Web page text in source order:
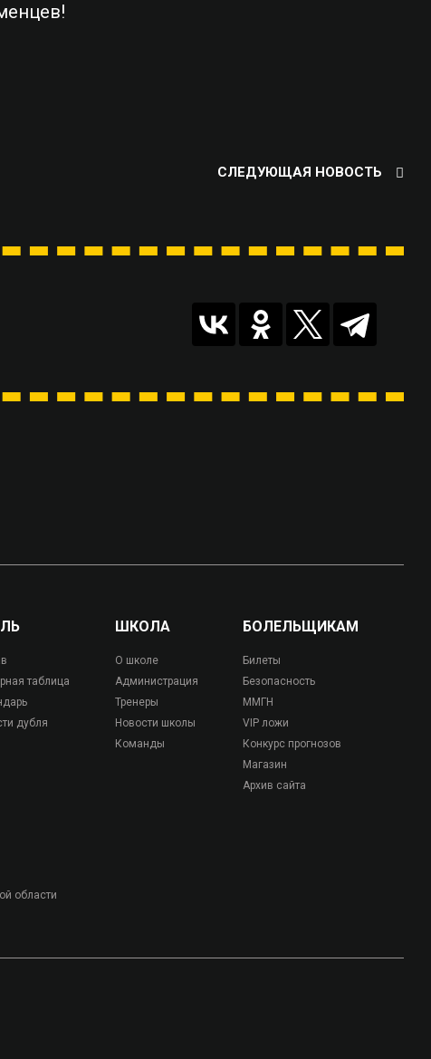
СЛЕДУЮЩАЯ НОВОСТЬ
таблица
дубля
ШКОЛА
О школе
Администрация
Тренеры
Новости школы
Команды
БОЛЕЛЬЩИКАМ
Билеты
Безопасность
ММГН
VIP ложи
Конкурс прогнозов
Магазин
Архив сайта
области